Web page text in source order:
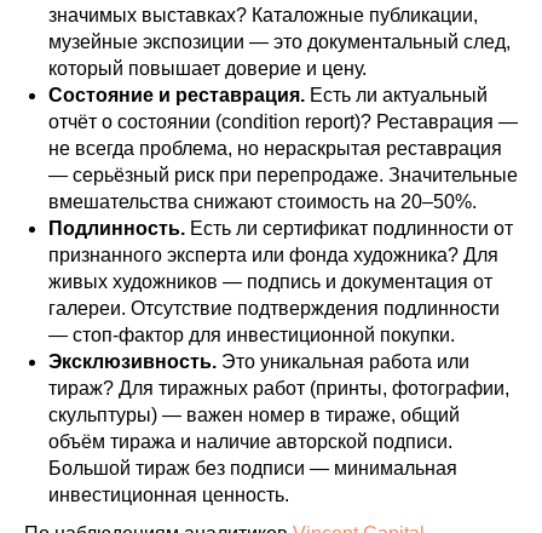
значимых выставках? Каталожные публикации,
музейные экспозиции — это документальный след,
который повышает доверие и цену.
Состояние и реставрация. Есть ли актуальный
отчёт о состоянии (condition report)? Реставрация —
не всегда проблема, но нераскрытая реставрация
— серьёзный риск при перепродаже. Значительные
вмешательства снижают стоимость на 20–50%.
Подлинность. Есть ли сертификат подлинности от
признанного эксперта или фонда художника? Для
живых художников — подпись и документация от
галереи. Отсутствие подтверждения подлинности
— стоп-фактор для инвестиционной покупки.
Эксклюзивность. Это уникальная работа или
тираж? Для тиражных работ (принты, фотографии,
скульптуры) — важен номер в тираже, общий
объём тиража и наличие авторской подписи.
Большой тираж без подписи — минимальная
инвестиционная ценность.